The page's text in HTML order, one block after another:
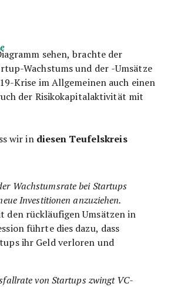
sehen, brachte der
Wachstums und der -Umsätze
Krise im Allgemeinen auch einen
der Risikokapitalaktivität mit
wir in diesen Teufelskreis
Wachstumsrate bei Startups
Investitionen anzuziehen.
den rückläufigen Umsätzen in
führte dies dazu, dass
ihr Geld verloren und
von Startups zwingt VC-